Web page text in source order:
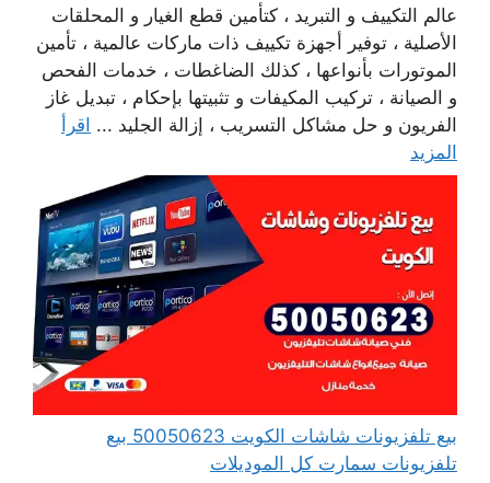
عالم التكييف و التبريد ، كتأمين قطع الغيار و المحلقات
الأصلية ، توفير أجهزة تكييف ذات ماركات عالمية ، تأمين
الموتورات بأنواعها ، كذلك الضاغطات ، خدمات الفحص
و الصيانة ، تركيب المكيفات و تثبيتها بإحكام ، تبديل غاز
الفريون و حل مشاكل التسريب ، إزالة الجليد ... اقرأ
المزيد
بيع تلفزيونات شاشات الكويت 50050623 بيع
تلفزيونات سمارت كل الموديلات